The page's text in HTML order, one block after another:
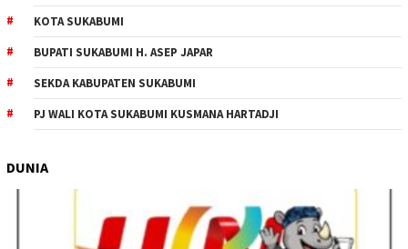
KOTA SUKABUMI
BUPATI SUKABUMI H. ASEP JAPAR
SEKDA KABUPATEN SUKABUMI
PJ WALI KOTA SUKABUMI KUSMANA HARTADJI
DUNIA